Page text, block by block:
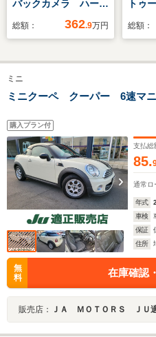
バックカメラ ハーフ
レザーシート 衝突被
ーセンサー スマート
キー LEDヘッド
ETC2.0 純正17イン
ビーム
総額： 362.9万円
トゥ
総額：
ミニ
ミニクーペ クーパー 6速マ
購入プラン付
支払総
85.
通常ロ
年式
車検
保証
住所
無
料
在庫確認
販売店： ＪＡ ＭＯＴＯＲＳ ＪＵ